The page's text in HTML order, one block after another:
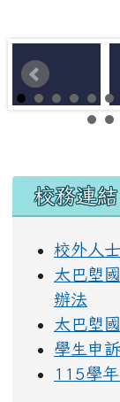
左邊區域內
校務連結
校外人
太巴塱
辦法
太巴塱
學生申
115學